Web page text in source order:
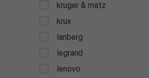
kruger & matz
krux
lanberg
legrand
lenovo